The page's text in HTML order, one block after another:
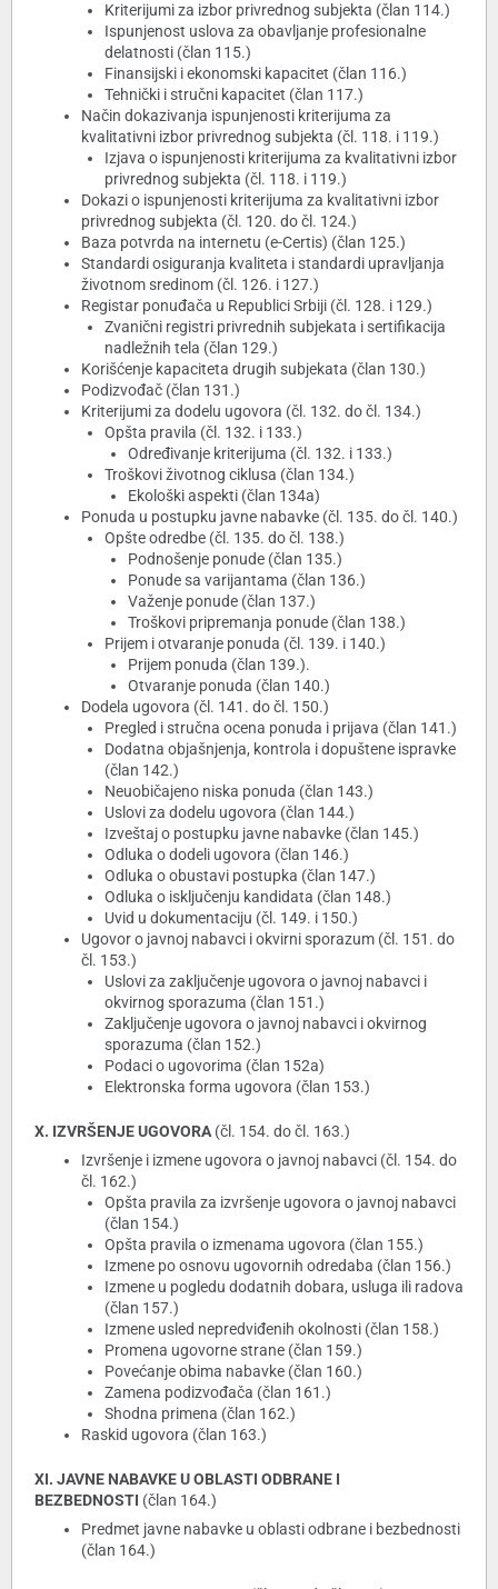
Kriterijumi za izbor privrednog subjekta (član 114.)
Ispunjenost uslova za obavljanje profesionalne
delatnosti (član 115.)
Finansijski i ekonomski kapacitet (član 116.)
Tehnički i stručni kapacitet (član 117.)
Način dokazivanja ispunjenosti kriterijuma za
kvalitativni izbor privrednog subjekta (čl. 118. i 119.)
Izjava o ispunjenosti kriterijuma za kvalitativni izbor
privrednog subjekta (čl. 118. i 119.)
Dokazi o ispunjenosti kriterijuma za kvalitativni izbor
privrednog subjekta (čl. 120. do čl. 124.)
Baza potvrda na internetu (e-Certis) (član 125.)
Standardi osiguranja kvaliteta i standardi upravljanja
životnom sredinom (čl. 126. i 127.)
Registar ponuđača u Republici Srbiji (čl. 128. i 129.)
Zvanični registri privrednih subjekata i sertifikacija
nadležnih tela (član 129.)
Korišćenje kapaciteta drugih subjekata (član 130.)
Podizvođač (član 131.)
Kriterijumi za dodelu ugovora (čl. 132. do čl. 134.)
Opšta pravila (čl. 132. i 133.)
Određivanje kriterijuma (čl. 132. i 133.)
Troškovi životnog ciklusa (član 134.)
Ekološki aspekti (član 134a)
Ponuda u postupku javne nabavke (čl. 135. do čl. 140.)
Opšte odredbe (čl. 135. do čl. 138.)
Podnošenje ponude (član 135.)
Ponude sa varijantama (član 136.)
Važenje ponude (član 137.)
Troškovi pripremanja ponude (član 138.)
Prijem i otvaranje ponuda (čl. 139. i 140.)
Prijem ponuda (član 139.).
Otvaranje ponuda (član 140.)
Dodela ugovora (čl. 141. do čl. 150.)
Pregled i stručna ocena ponuda i prijava (član 141.)
Dodatna objašnjenja, kontrola i dopuštene ispravke
(član 142.)
Neuobičajeno niska ponuda (član 143.)
Uslovi za dodelu ugovora (član 144.)
Izveštaj o postupku javne nabavke (član 145.)
Odluka o dodeli ugovora (član 146.)
Odluka o obustavi postupka (član 147.)
Odluka o isključenju kandidata (član 148.)
Uvid u dokumentaciju (čl. 149. i 150.)
Ugovor o javnoj nabavci i okvirni sporazum (čl. 151. do
čl. 153.)
Uslovi za zaključenje ugovora o javnoj nabavci i
okvirnog sporazuma (član 151.)
Zaključenje ugovora o javnoj nabavci i okvirnog
sporazuma (član 152.)
Podaci o ugovorima (član 152a)
Elektronska forma ugovora (član 153.)
X. IZVRŠENJE UGOVORA (čl. 154. do čl. 163.)
Izvršenje i izmene ugovora o javnoj nabavci (čl. 154. do
čl. 162.)
Opšta pravila za izvršenje ugovora o javnoj nabavci
(član 154.)
Opšta pravila o izmenama ugovora (član 155.)
Izmene po osnovu ugovornih odredaba (član 156.)
Izmene u pogledu dodatnih dobara, usluga ili radova
(član 157.)
Izmene usled nepredviđenih okolnosti (član 158.)
Promena ugovorne strane (član 159.)
Povećanje obima nabavke (član 160.)
Zamena podizvođača (član 161.)
Shodna primena (član 162.)
Raskid ugovora (član 163.)
XI. JAVNE NABAVKE U OBLASTI ODBRANE I
BEZBEDNOSTI (član 164.)
Predmet javne nabavke u oblasti odbrane i bezbednosti
(član 164.)